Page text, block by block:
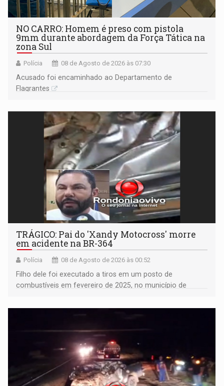
NO CARRO: Homem é preso com pistola
9mm durante abordagem da Força Tática na
zona Sul
Polícia 08 de Agosto de 2026 às 07:30
Acusado foi encaminhado ao Departamento de
Flagrantes
TRÁGICO: Pai do 'Xandy Motocross' morre
em acidente na BR-364
Polícia 08 de Agosto de 2026 às 00:52
Filho dele foi executado a tiros em um posto de
combustíveis em fevereiro de 2025, no município de